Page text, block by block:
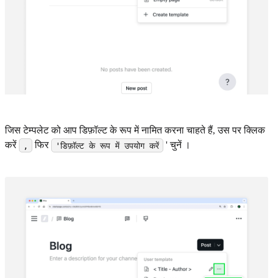
जिस टेम्पलेट को आप डिफ़ॉल्ट के रूप में नामित करना चाहते हैं, उस पर क्लिक
करें
, फिर 'डिफ़ॉल्ट के रूप में उपयोग करें ' चुनें ।